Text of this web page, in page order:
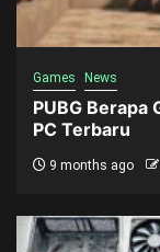
Games News
PUBG Berapa
PC Terbaru
9 months ago